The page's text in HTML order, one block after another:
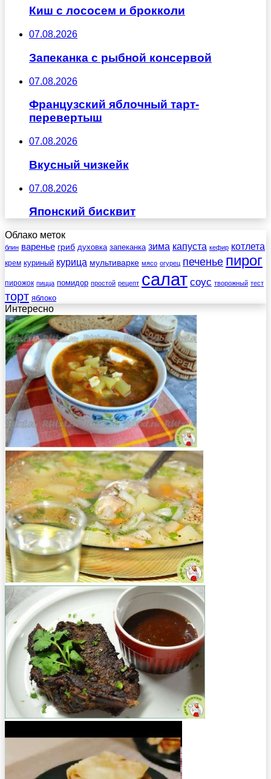
Киш с лососем и брокколи
07.08.2026
Запеканка с рыбной консервой
07.08.2026
Французский яблочный тарт-
перевертыш
07.08.2026
Вкусный чизкейк
07.08.2026
Японский бисквит
Облако меток
блин варенье гриб духовка запеканка зима капуста кефир котлета
крем куриный курица мультиварке мясо огурец печенье пирог
пирожок пицца помидор простой рецепт салат соус творожный тест
торт яблоко
Интересно